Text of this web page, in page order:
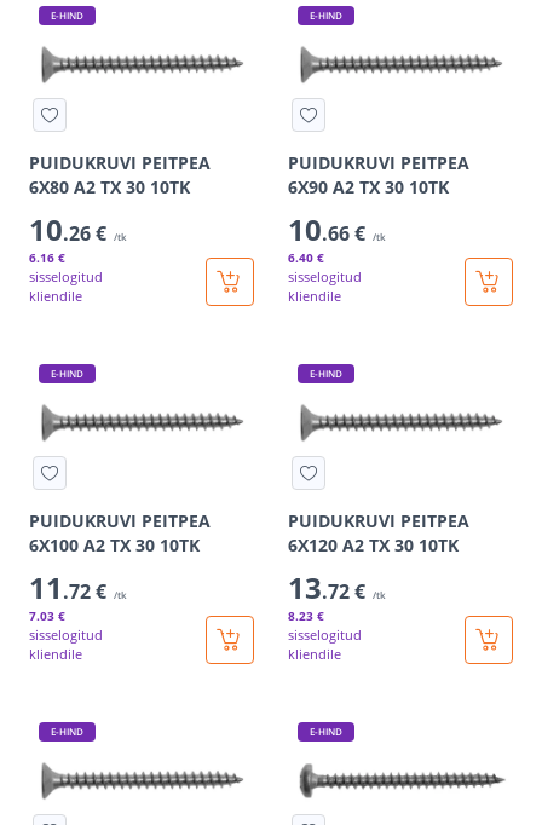
E-HIND
PUIDUKRUVI PEITPEA
6X80 A2 TX 30 10TK
10.26 € /tk
6.16 €
sisselogitud
kliendile
E-HIND
PUIDUKRUVI PEITPEA
6X90 A2 TX 30 10TK
10.66 € /tk
6.40 €
sisselogitud
kliendile
E-HIND
PUIDUKRUVI PEITPEA
6X100 A2 TX 30 10TK
11 .72 € /tk
7.03 €
sisselogitud
kliendile
E-HIND
PUIDUKRUVI PEITPEA
6X120 A2 TX 30 10TK
13.72 € /tk
8.23 €
sisselogitud
kliendile
E-HIND E-HIND